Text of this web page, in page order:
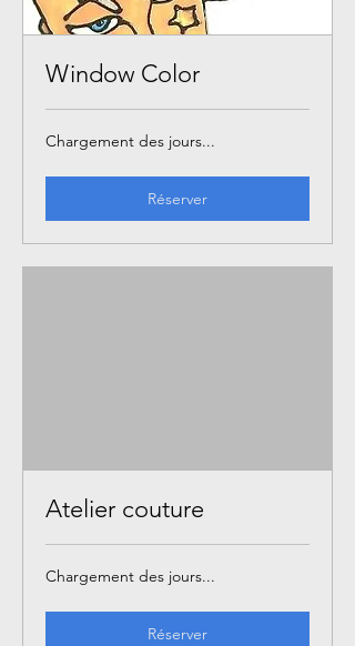
Window Color
Chargement des jours...
Réserver
Atelier couture
Chargement des jours...
Réserver